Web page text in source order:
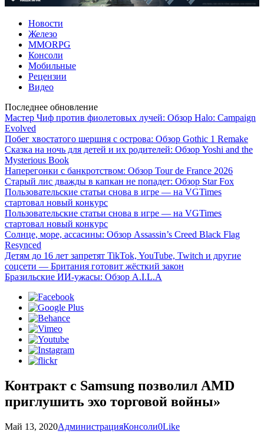
Новости
Железо
MMORPG
Консоли
Мобильные
Рецензии
Видео
Последнее обновление
Мастер Чиф против фиолетовых лучей: Обзор Halo: Campaign
Evolved
Побег хвостатого шершня с острова: Обзор Gothic 1 Remake
Сказка на ночь для детей и их родителей: Обзор Yoshi and the
Mysterious Book
Наперегонки с банкротством: Обзор Tour de France 2026
Старый лис дважды в капкан не попадет: Обзор Star Fox
Пользовательские статьи снова в игре — на VGTimes
стартовал новый конкурс
Пользовательские статьи снова в игре — на VGTimes
стартовал новый конкурс
Солнце, море, ассасины: Обзор Assassin’s Creed Black Flag
Resynced
Детям до 16 лет запретят TikTok, YouTube, Twitch и другие
соцсети — Британия готовит жёсткий закон
Бразильские ИИ-ужасы: Обзор A.I.L.A
Контракт с Samsung позволил AMD
приглушить эхо торговой войны»
Май 13, 2020АдминистрацияКонсоли0Like